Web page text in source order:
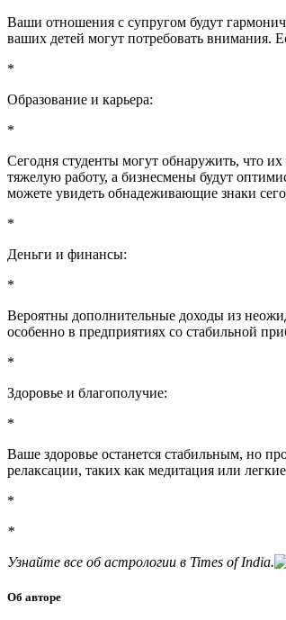
Ваши отношения с супругом будут
ваших детей могут потребовать внимания.
*
Образование и карьера:
*
Сегодня студенты могут обнаружить, что
тяжелую работу, а бизнесмены будут
можете увидеть обнадеживающие знаки
*
Деньги и финансы:
*
Вероятны дополнительные доходы из
особенно в предприятиях со стабильной
*
Здоровье и благополучие:
*
Ваше здоровье останется стабильным, но
релаксации, таких как медитация или
*
*
Узнайте все об астрологии в Times of India.
Об авторе